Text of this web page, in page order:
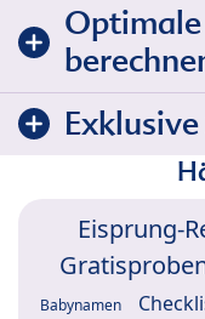
Optimale
Eisprung-
Babynamen